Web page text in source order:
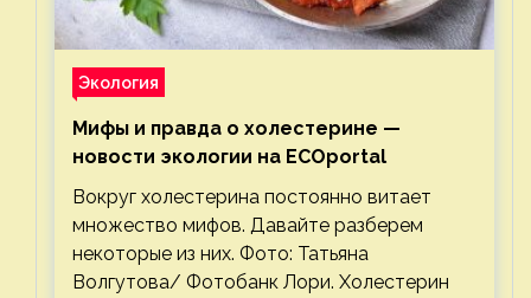
Экология
Мифы и правда о холестерине —
новости экологии на ECOportal
Вокруг холестерина постоянно витает
множество мифов. Давайте разберем
некоторые из них. Фото: Татьяна
Волгутова/ Фотобанк Лори. Холестерин